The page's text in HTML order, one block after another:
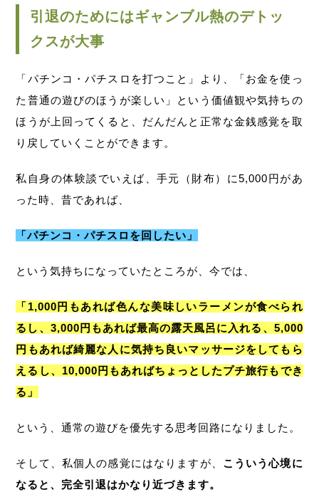
引退のためにはギャンブル熱のデトッ
クスが大事
「パチンコ・パチスロを打つこと」より、「お金を使っ
た普通の遊びのほうが楽しい」という価値観や気持ちの
ほうが上回ってくると、だんだんと正常な金銭感覚を取
り戻していくことができます。
私自身の体験談でいえば、手元（財布）に5,000円があ
った時、昔であれば、
「パチンコ・パチスロを回したい」
という気持ちになっていたところが、今では、
「1,000円もあれば色んな美味しいラーメンが食べられ
るし、3,000円もあれば最高の露天風呂に入れる、5,000
円もあれば綺麗な人に気持ち良いマッサージをしてもら
えるし、10,000円もあればちょっとしたプチ旅行もでき
る」
という、通常の遊びを優先する思考回路になりました。
そして、私個人の感覚にはなりますが、 こういう心境に
なると、完全引退はかなり近づきます。